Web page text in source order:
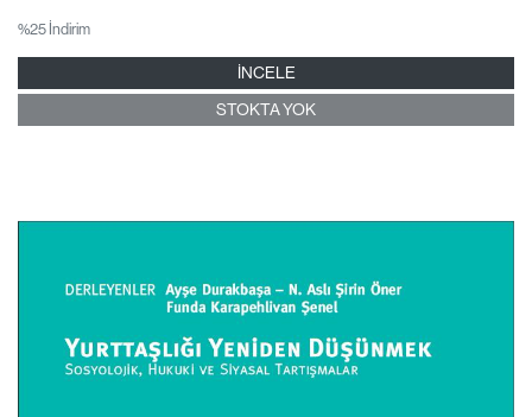
%25 İndirim
İNCELE
STOKTA YOK